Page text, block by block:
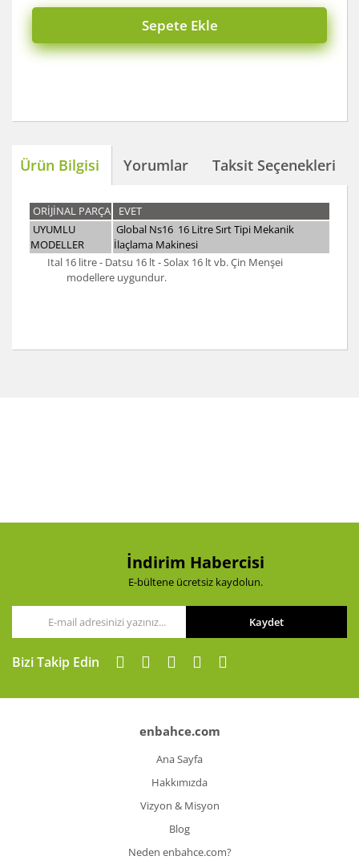
Sepete Ekle
Ürün Bilgisi Yorumlar Taksit Seçenekleri
ORİJİNAL PARÇA
EVET
UYUMLU
MODELLER
Global Ns16 16 Litre Sırt Tipi Mekanik
İlaçlama Makinesi
Ital 16 litre - Datsu 16 lt - Solax 16 lt vb. Çin Menşei
modellere uygundur.
Ürün fiyatı diğer sitelerden daha pahalı.
Gönder
İndirim Habercisi
E-bültene ücretsiz kaydolun.
Kaydet
Bizi Takip Edin
enbahce.com
Ana Sayfa
Hakkımızda
Vizyon & Misyon
Blog
Neden enbahce.com?